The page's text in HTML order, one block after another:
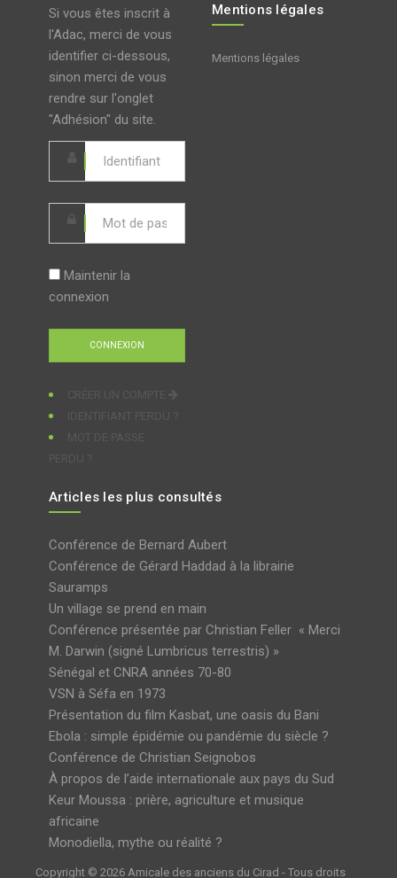
Si vous êtes inscrit à
l'Adac, merci de vous
identifier ci-dessous,
sinon merci de vous
rendre sur l'onglet
"Adhésion" du site.
Maintenir la
connexion
Mentions légales
Mentions légales
Articles les plus consultés
Conférence de Bernard Aubert
Conférence de Gérard Haddad à la librairie
Sauramps
Un village se prend en main
Conférence présentée par Christian Feller « Merci
M. Darwin (signé Lumbricus terrestris) »
Sénégal et CNRA années 70-80
VSN à Séfa en 1973
Présentation du film Kasbat, une oasis du Bani
Ebola : simple épidémie ou pandémie du siècle ?
Conférence de Christian Seignobos
À propos de l’aide internationale aux pays du Sud
Keur Moussa : prière, agriculture et musique
africaine
Monodiella, mythe ou réalité ?
Copyright © 2026 Amicale des anciens du Cirad - Tous droits